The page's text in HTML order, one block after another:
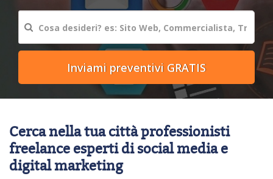
Cerca nella tua città professionisti
freelance esperti di social media e
digital marketing